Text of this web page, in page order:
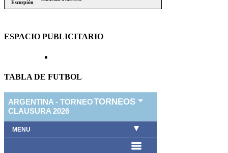
ESPACIO PUBLICITARIO
TABLA DE FUTBOL